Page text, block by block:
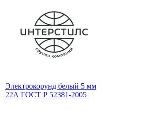
Электрокорунд белый 5 мм
22А ГОСТ Р 52381-2005